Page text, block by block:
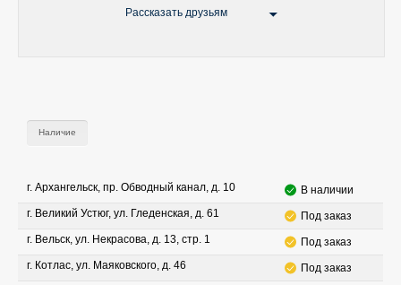
Рассказать друзьям
Наличие
г. Архангельск, пр. Обводный канал, д. 10
В наличии
г. Великий Устюг, ул. Гледенская, д. 61
Под заказ
г. Вельск, ул. Некрасова, д. 13, стр. 1
Под заказ
г. Котлас, ул. Маяковского, д. 46
Под заказ